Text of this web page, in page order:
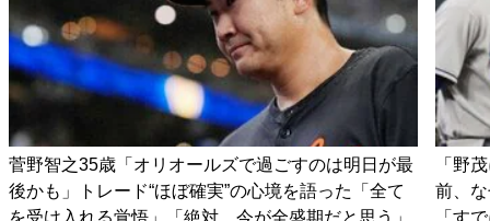
菅野智之35歳「オリオールズで過ごすのは明日が最
後かも」トレード“ほぼ確実”の心境を語った「全て
を受け入れる覚悟」「絶対、今が全盛期だと思う」
「野
前、
「す